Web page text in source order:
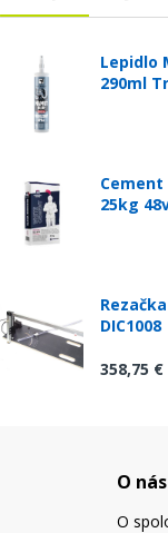
Lepidlo
290ml
Cement
25kg
DIC1008
358,75 €
O nás
O